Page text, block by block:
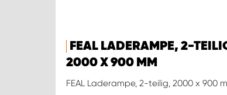
FEAL LADERAMPE, 2-
2000 X 900 MM
FEAL Laderampe, 2-teilig, 2000 x 900